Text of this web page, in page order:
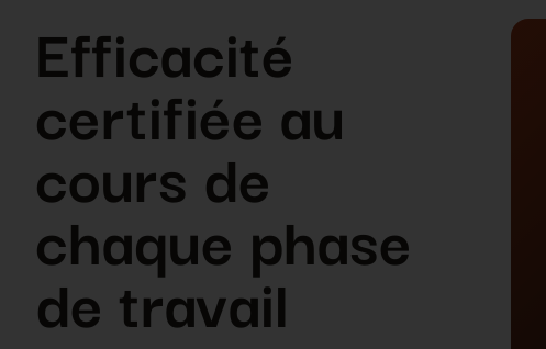
Efficacité
certifiée au
cours de
chaque phase
de travail